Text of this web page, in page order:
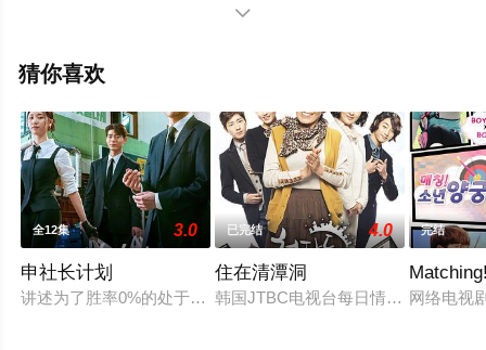
视剧，大结局剧情已揭晓（已完结），手机免费在线观看
信息可移步至豆瓣电视剧、电视猫或剧情网等平台了解。

猜你喜欢
全12集 3.0
申社长计划
讲述为了胜率0%的处于悬崖边缘的人们，进行纠纷仲裁的"申社
已完结 4.0
住在清潭洞
韩国JTBC电视台每日情景喜剧《住
完结
网络电视